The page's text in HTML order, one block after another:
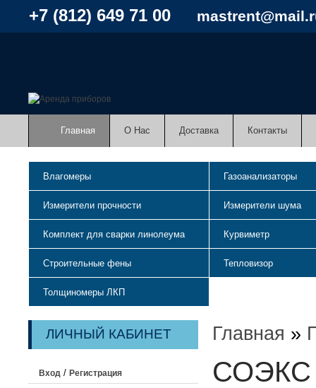
+7 (812) 649 71 00
Главная О Нас Доставка Контакты
Влагомеры Газоанализаторы
Измерители прочности Измерители шума
Комплект для сварки линолеума Курвиметр
Строительные фены Тепловизор
Толщиномеры ЛКП
ЛИЧНЫЙ КАБИНЕТ
Вход / Регистрация
Главная »
СОЭКС